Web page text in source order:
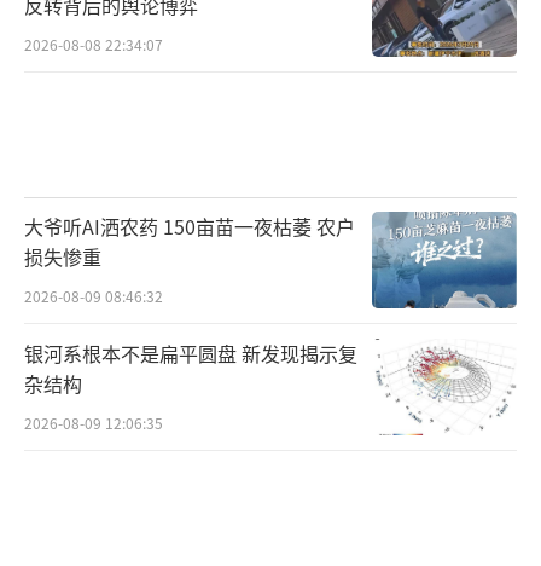
2026-08-08 22:34:07
大爷听AI洒农药 150亩苗一夜枯萎 农户
损失惨重
2026-08-09 08:46:32
银河系根本不是扁平圆盘 新发现揭示复
杂结构
2026-08-09 12:06:35